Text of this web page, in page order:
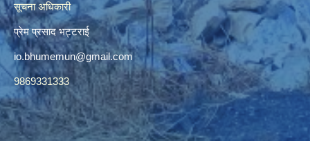
सूचना अधिकारी
प्रेम प्रसाद भट्टराई
io.bhumemun@gmail.com
9869331333